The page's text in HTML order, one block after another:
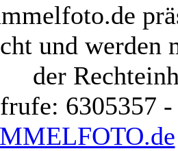
und werden
der
6305357